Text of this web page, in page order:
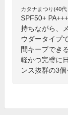
カタナまつり(40
SPF50+
持ちながら、
ウダータイプ
間キープでき
軽かつ完璧に
ンス抜群の3個